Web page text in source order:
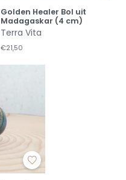
Golden Healer Bol uit
Madagaskar (4 cm)
Terra Vita
€21,50